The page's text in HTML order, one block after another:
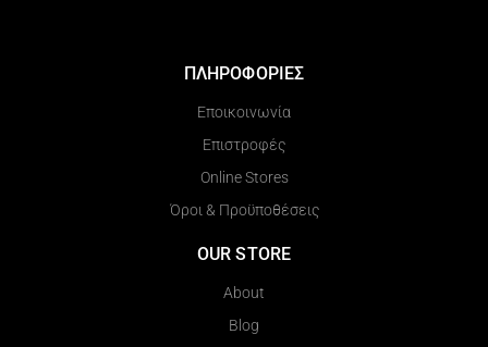
ΠΛΗΡΟΦΟΡΙΕΣ
Εποικοινωνία
Επιστροφές
Online Stores
Όροι & Προϋποθέσεις
OUR STORE
About
Blog